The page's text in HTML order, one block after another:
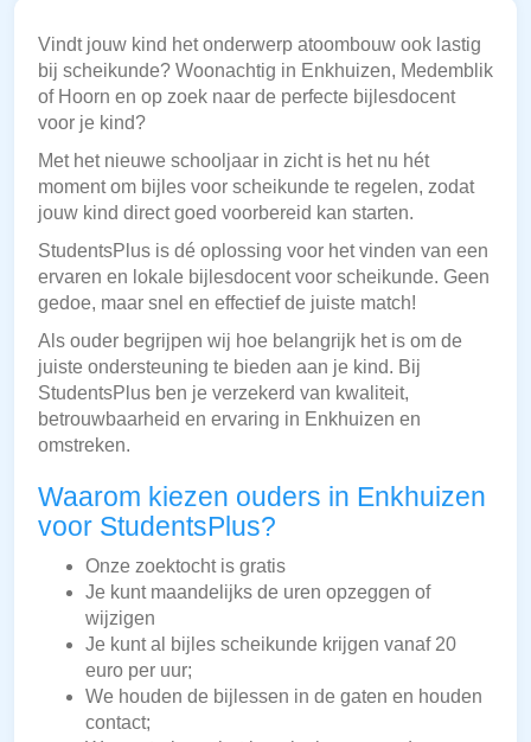
Vindt jouw kind het onderwerp atoombouw ook lastig
bij scheikunde? Woonachtig in Enkhuizen, Medemblik
of Hoorn en op zoek naar de perfecte bijlesdocent
voor je kind?
Met het nieuwe schooljaar in zicht is het nu hét
moment om bijles voor scheikunde te regelen, zodat
jouw kind direct goed voorbereid kan starten.
StudentsPlus is dé oplossing voor het vinden van een
ervaren en lokale bijlesdocent voor scheikunde. Geen
gedoe, maar snel en effectief de juiste match!
Als ouder begrijpen wij hoe belangrijk het is om de
juiste ondersteuning te bieden aan je kind. Bij
StudentsPlus ben je verzekerd van kwaliteit,
betrouwbaarheid en ervaring in Enkhuizen en
omstreken.
Waarom kiezen ouders in Enkhuizen
voor StudentsPlus?
Onze zoektocht is gratis
Je kunt maandelijks de uren opzeggen of
wijzigen
Je kunt al bijles scheikunde krijgen vanaf 20
euro per uur;
We houden de bijlessen in de gaten en houden
contact;